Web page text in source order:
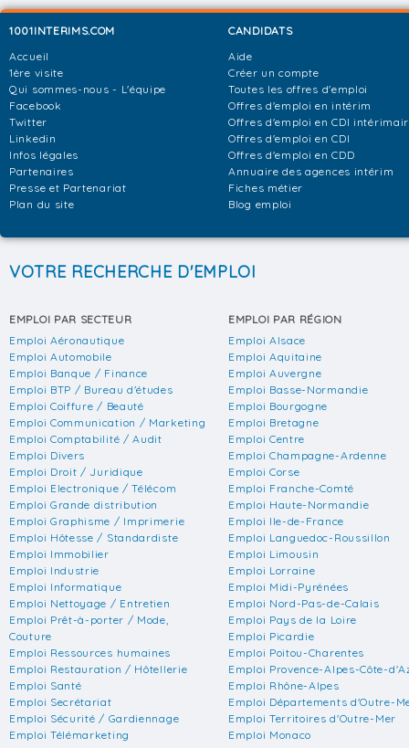
1001INTERIMS.COM
Accueil
1ère visite
Qui sommes-nous - L'équipe
Facebook
Twitter
Linkedin
Infos légales
Partenaires
Presse et Partenariat
Plan du site
CANDIDATS
Aide
Créer un compte
Toutes les offres d'emploi
Offres d'emploi en intérim
Offres d'emploi en CDI
Offres d'emploi en CDI
Offres d'emploi en CDD
Annuaire des agences intérim
Fiches métier
Blog emploi
VOTRE RECHERCHE D'EMPLOI
EMPLOI PAR SECTEUR
Emploi Aéronautique
Emploi Automobile
Emploi Banque / Finance
Emploi BTP / Bureau d'études
Emploi Coiffure / Beauté
Emploi Communication / Marketing
Emploi Comptabilité / Audit
Emploi Divers
Emploi Droit / Juridique
Emploi Electronique / Télécom
Emploi Grande distribution
Emploi Graphisme / Imprimerie
Emploi Hôtesse / Standardiste
Emploi Immobilier
Emploi Industrie
Emploi Informatique
Emploi Nettoyage / Entretien
Emploi Prêt-à-porter / Mode,
Couture
Emploi Ressources humaines
Emploi Restauration / Hôtellerie
Emploi Santé
Emploi Secrétariat
Emploi Sécurité / Gardiennage
Emploi Télémarketing
EMPLOI PAR RÉGION
Emploi Alsace
Emploi Aquitaine
Emploi Auvergne
Emploi Basse-Normandie
Emploi Bourgogne
Emploi Bretagne
Emploi Centre
Emploi Champagne-Ardenne
Emploi Corse
Emploi Franche-Comté
Emploi Haute-Normandie
Emploi Ile-de-France
Emploi Languedoc-Roussillon
Emploi Limousin
Emploi Lorraine
Emploi Midi-Pyrénées
Emploi Nord-Pas-de-Calais
Emploi Pays de la Loire
Emploi Picardie
Emploi Poitou-Charentes
Emploi Provence-Alpes-Côte-
Emploi Rhône-Alpes
Emploi Départements d'Outre-
Emploi Territoires d'Outre-Mer
Emploi Monaco